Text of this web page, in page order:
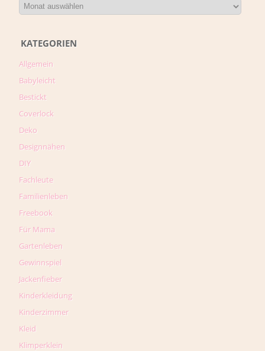
KATEGORIEN
Allgemein
Babyleicht
Bestickt
Coverlock
Deko
Designnähen
DIY
Fachleute
Familienleben
Freebook
Für Mama
Gartenleben
Gewinnspiel
Jackenfieber
Kinderkleidung
Kinderzimmer
Kleid
Klimperklein